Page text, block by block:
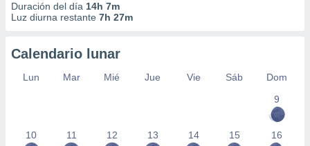
Duración del día 14h 7m
Luz diurna restante 7h 27m
Calendario lunar
Lun Mar Mié Jue Vie Sáb
Dom
9
10 11 12 13 14 15 16